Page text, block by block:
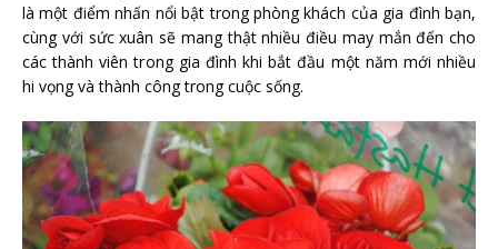
là một điểm nhấn nổi bật trong phòng khách của gia đình bạn,
cùng với sức xuân sẽ mang thật nhiều điều may mắn đến cho
các thành viên trong gia đình khi bắt đầu một năm mới nhiều
hi vọng và thành công trong cuộc sống.